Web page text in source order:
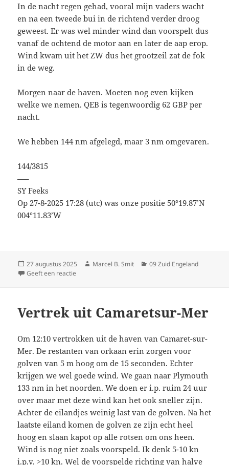
In de nacht regen gehad, vooral mijn vaders wacht
en na een tweede bui in de richtend verder droog
geweest. Er was wel minder wind dan voorspelt dus
vanaf de ochtend de motor aan en later de aap erop.
Wind kwam uit het ZW dus het grootzeil zat de fok
in de weg.
Morgen naar de haven. Moeten nog even kijken
welke we nemen. QEB is tegenwoordig 62 GBP per
nacht.
We hebben 144 nm afgelegd, maar 3 nm omgevaren.
144/3815
—–
SY Feeks
Op 27-8-2025 17:28 (utc) was onze positie 50°19.87’N
004°11.83’W
Geplaatst
op
27 augustus 2025 Auteur
Marcel B. Smit Categorieën
09 Zuid Engeland
Geeft een reactie
Vertrek uit Camaretsur-Mer
Om 12:10 vertrokken uit de haven van Camaret-sur-
Mer. De restanten van orkaan erin zorgen voor
golven van 5 m hoog om de 15 seconden. Echter
krijgen we wel goede wind. We gaan naar Plymouth
133 nm in het noorden. We doen er i.p. ruim 24 uur
over maar met deze wind kan het ook sneller zijn.
Achter de eilandjes weinig last van de golven. Na het
laatste eiland komen de golven ze zijn echt heel
hoog en slaan kapot op alle rotsen om ons heen.
Wind is nog niet zoals voorspeld. Ik denk 5-10 kn
i.p.v. >10 kn. Wel de voorspelde richting van halve